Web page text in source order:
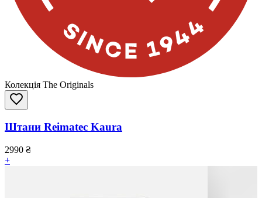
Колекція The Originals
Штани Reimatec Kaura
2990 ₴
+